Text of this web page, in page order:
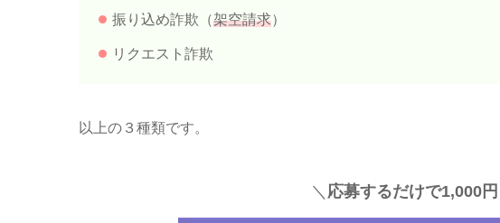
振り込め詐欺（架空請求）
リクエスト詐欺
以上の３種類です。
＼ 応募するだけで1,000